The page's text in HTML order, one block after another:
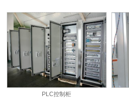
PLC控制柜